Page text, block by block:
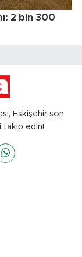
2 bin 300
Eskişehir son
takip edin!